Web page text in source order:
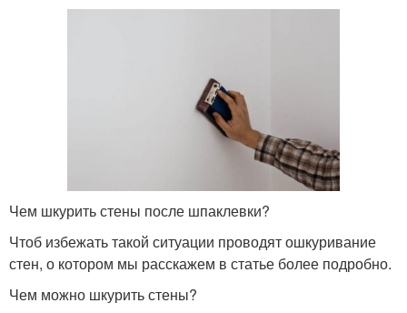
Чем шкурить стены после шпаклевки?
Чтоб избежать такой ситуации проводят ошкуривание
стен, о котором мы расскажем в статье более подробно.
Чем можно шкурить стены?